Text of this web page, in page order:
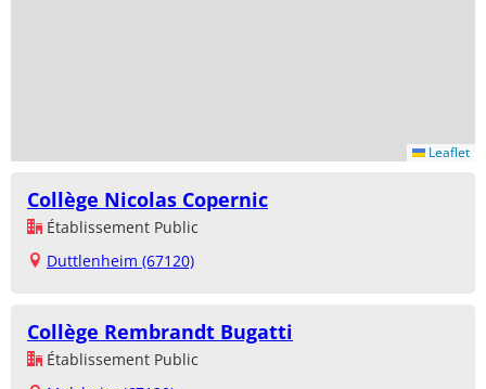
Leaflet
Collège Nicolas Copernic
Établissement Public
Duttlenheim (67120)
Collège Rembrandt Bugatti
Établissement Public